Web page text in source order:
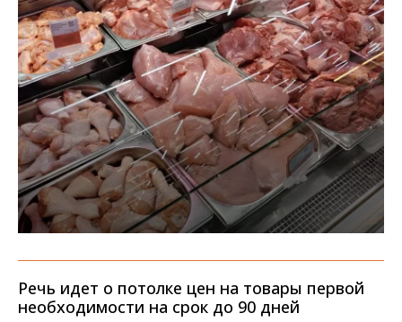
Речь идет о потолке цен на товары первой
необходимости на срок до 90 дней